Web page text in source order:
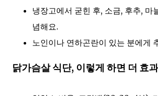
냉장고에서 굳힌 후, 소금, 후추, 마
념해요.
노인이나 연하곤란이 있는 분에게
닭가슴살 식단, 이렇게 하면 더 효